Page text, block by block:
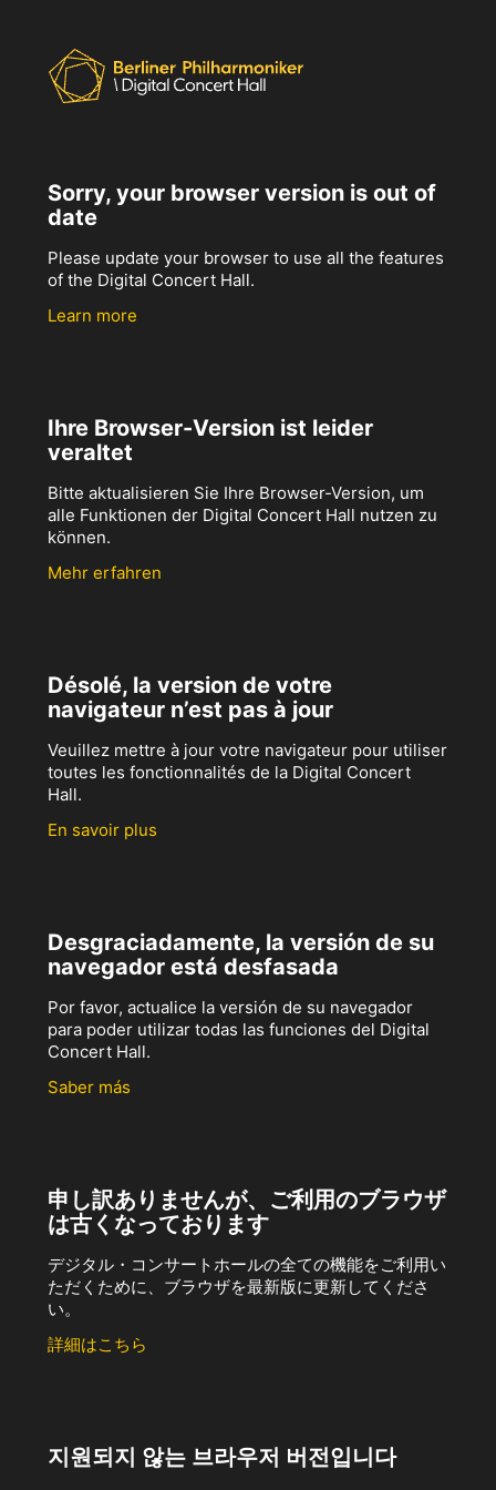
Sorry, your browser version is out of
date
Please update your browser to use all the features
of the Digital Concert Hall.
Learn more
Ihre Browser-Version ist leider
veraltet
Bitte aktualisieren Sie Ihre Browser-Version, um
alle Funktionen der Digital Concert Hall nutzen zu
können.
Mehr erfahren
Désolé, la version de votre
navigateur n’est pas à jour
Veuillez mettre à jour votre navigateur pour utiliser
toutes les fonctionnalités de la Digital Concert
Hall.
En savoir plus
Desgraciadamente, la versión de su
navegador está desfasada
Por favor, actualice la versión de su navegador
para poder utilizar todas las funciones del Digital
Concert Hall.
Saber más
申し訳ありませんが、ご利用のブラウザ
は古くなっております
デジタル・コンサートホールの全ての機能をご利用い
ただくために、ブラウザを最新版に更新してくださ
い。
詳細はこちら
지원되지 않는 브라우저 버전입니다